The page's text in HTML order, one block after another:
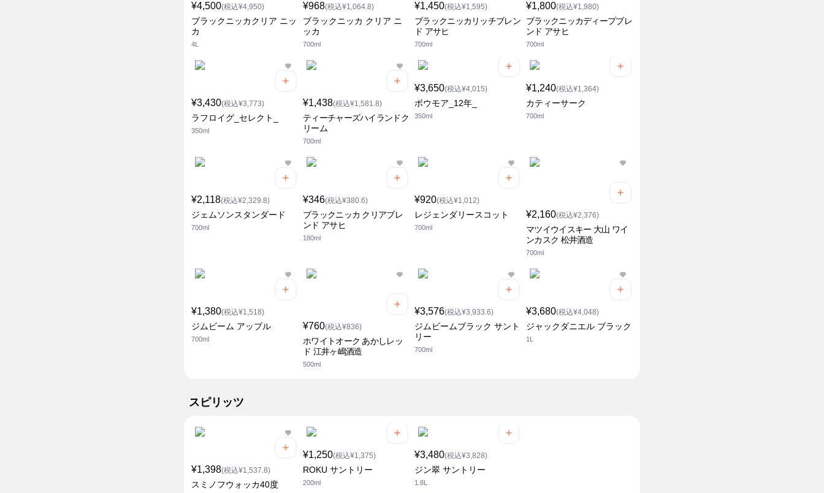
¥4,500(税込¥4,950)
ブラックニッカクリア ニッ
カ
4L
¥968(税込¥1,064.8)
ブラックニッカ クリア ニ
ッカ
700ml
¥1,450(税込¥1,595)
ブラックニッカリッチブレン
ド アサヒ
700ml
¥1,800(税込¥1,980)
ブラックニッカディープブレ
ンド アサヒ
700ml
¥3,430(税込¥3,773)
ラフロイグ_セレクト_
350ml
¥1,438(税込¥1,581.8)
ティーチャーズハイランドク
リーム
700ml
¥3,650(税込¥4,015)
ボウモア_12年_
350ml
¥1,240(税込¥1,364)
カティーサーク
700ml
¥2,118(税込¥2,329.8)
ジェムソンスタンダード
700ml
¥346(税込¥380.6)
ブラックニッカ クリアブレ
ンド アサヒ
180ml
¥920(税込¥1,012)
レジェンダリースコット
700ml
¥2,160(税込¥2,376)
マツイウイスキー 大山 ワイ
ンカスク 松井酒造
700ml
¥1,380(税込¥1,518)
ジムビーム アップル
700ml
¥760(税込¥836)
ホワイトオーク あかしレッ
ド 江井ヶ嶋酒造
500ml
¥3,576(税込¥3,933.6)
ジムビームブラック サント
リー
700ml
¥3,680(税込¥4,048)
ジャックダニエル ブラック
1L
スピリッツ
¥1,398(税込¥1,537.8)
スミノフウォッカ40度
¥1,250(税込¥1,375)
ROKU サントリー
200ml
¥3,480(税込¥3,828)
ジン翠 サントリー
1.8L